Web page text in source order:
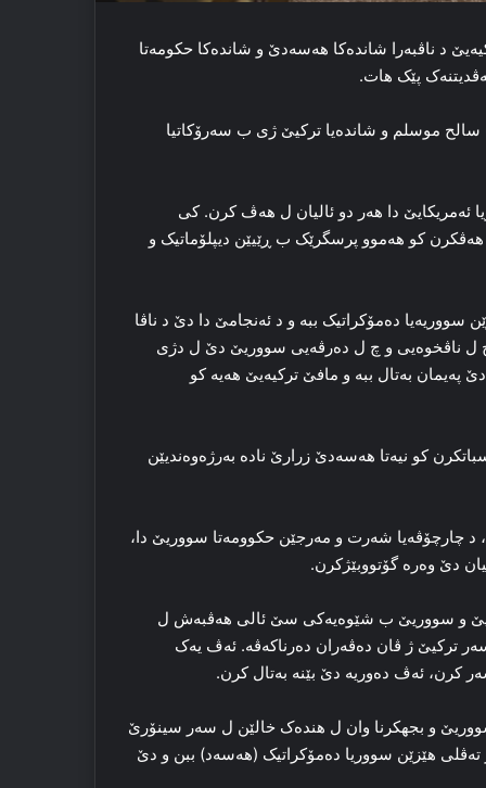
د ناڤبه‌را شانده‌کا‌ هەسەدێ و شانده‌کا‌ حکومه‌تا
پێک هات.
سالح موسلم و شاندەیا ترکیێ‌ ژی ب سه‌رۆکاتیا
ئەمریکایێ دا هه‌ر دو ئالیان ل هه‌ڤ کرن. کی
هه‌ڤکرن کو هه‌موو پرسگرێک ب ڕێیێن دیپلۆماتیک و
ده‌مۆکراتیک ببه‌ و د ئه‌نجامێ دا دێ د ناڤا
چ ل ناڤخوەیی و چ ل ده‌رڤه‌یی سووریێ دێ ل دژی
به‌تال ببه‌ و مافێ ترکیه‌یێ هه‌یه‌ کو
کو نیه‌تا هەسەدێ زرارێ ناده‌ به‌رژه‌وه‌ندیێن
د چارچۆڤه‌یا شه‌رت و مه‌رجێن حکوومه‌تا سووریێ دا،
دێ وه‌ره‌ گۆتووبێژکرن.
و سووریێ ب شێوه‌یه‌کی سێ ئالی هه‌ڤبه‌ش ل
ترکیێ ژ ڤان ده‌ڤه‌ران ده‌رناکه‌ڤه‌. ئه‌ڤ یه‌ک
کرن، ئه‌ڤ ده‌وریه‌ دێ بێنه‌ به‌تال کرن.
و بجهکرنا وان ل هندەک خالێن ل سه‌ر سینۆرێ
هێزێن سووریا ده‌مۆکراتیک (هەسەد) ببن و دێ